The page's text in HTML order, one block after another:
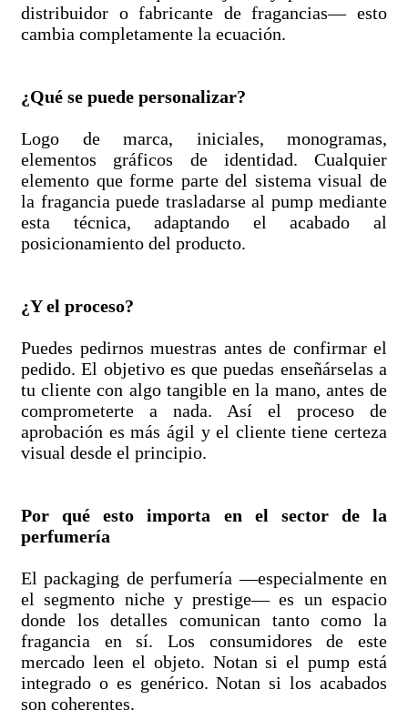
distribuidor o fabricante de fragancias— esto
cambia completamente la ecuación.
¿Qué se puede personalizar?
Logo de marca, iniciales, monogramas,
elementos gráficos de identidad. Cualquier
elemento que forme parte del sistema visual de
la fragancia puede trasladarse al pump mediante
esta técnica, adaptando el acabado al
posicionamiento del producto.
¿Y el proceso?
Puedes pedirnos muestras antes de confirmar el
pedido. El objetivo es que puedas enseñárselas a
tu cliente con algo tangible en la mano, antes de
comprometerte a nada. Así el proceso de
aprobación es más ágil y el cliente tiene certeza
visual desde el principio.
Por qué esto importa en el sector de la
perfumería
El packaging de perfumería —especialmente en
el segmento niche y prestige— es un espacio
donde los detalles comunican tanto como la
fragancia en sí. Los consumidores de este
mercado leen el objeto. Notan si el pump está
integrado o es genérico. Notan si los acabados
son coherentes.